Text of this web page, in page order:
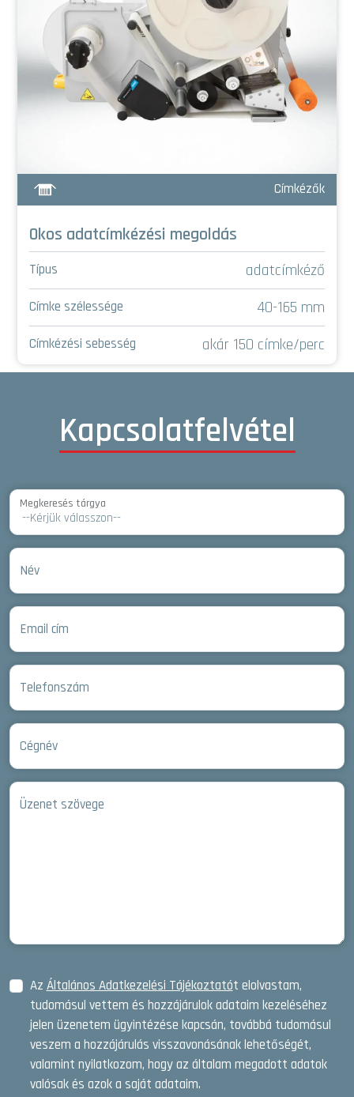
Címkézők
Okos adatcímkézési megoldás
Típus adatcímkéző
Címke szélessége 40-165 mm
Címkézési sebesség akár 150 címke/perc
Kapcsolatfelvétel
Megkeresés tárgya
Név
Email cím
Telefonszám
Cégnév
Üzenet szövege
Az Általános Adatkezelési Tájékoztatót elolvastam,
tudomásul vettem és hozzájárulok adataim kezeléséhez
jelen üzenetem ügyintézése kapcsán, továbbá tudomásul
veszem a hozzájárulás visszavonásának lehetőségét,
valamint nyilatkozom, hogy az általam megadott adatok
valósak és azok a saját adataim.